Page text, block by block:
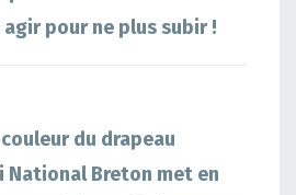
pour ne plus subir !
du drapeau
National Breton met en